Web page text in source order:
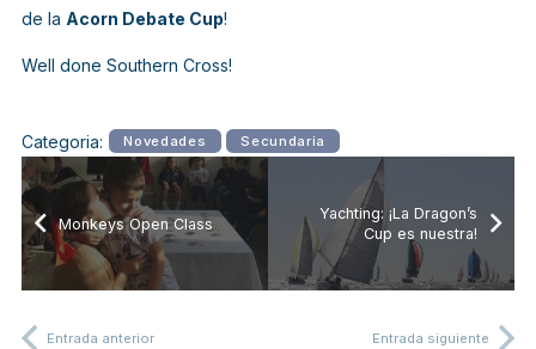
de la Acorn Debate Cup!
Well done Southern Cross!
Categoria: Novedades Secundaria
Monkeys Open Class
Yachting: ¡La Dragon’s
Cup es nuestra!
Entrada anterior Entrada siguiente